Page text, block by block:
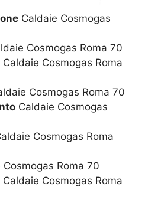
Caldaie Cosmogas
Cosmogas Roma 70
Caldaie Cosmogas Roma
Cosmogas Roma 70
Caldaie Cosmogas
Cosmogas Roma
Cosmogas Roma 70
Caldaie Cosmogas Roma